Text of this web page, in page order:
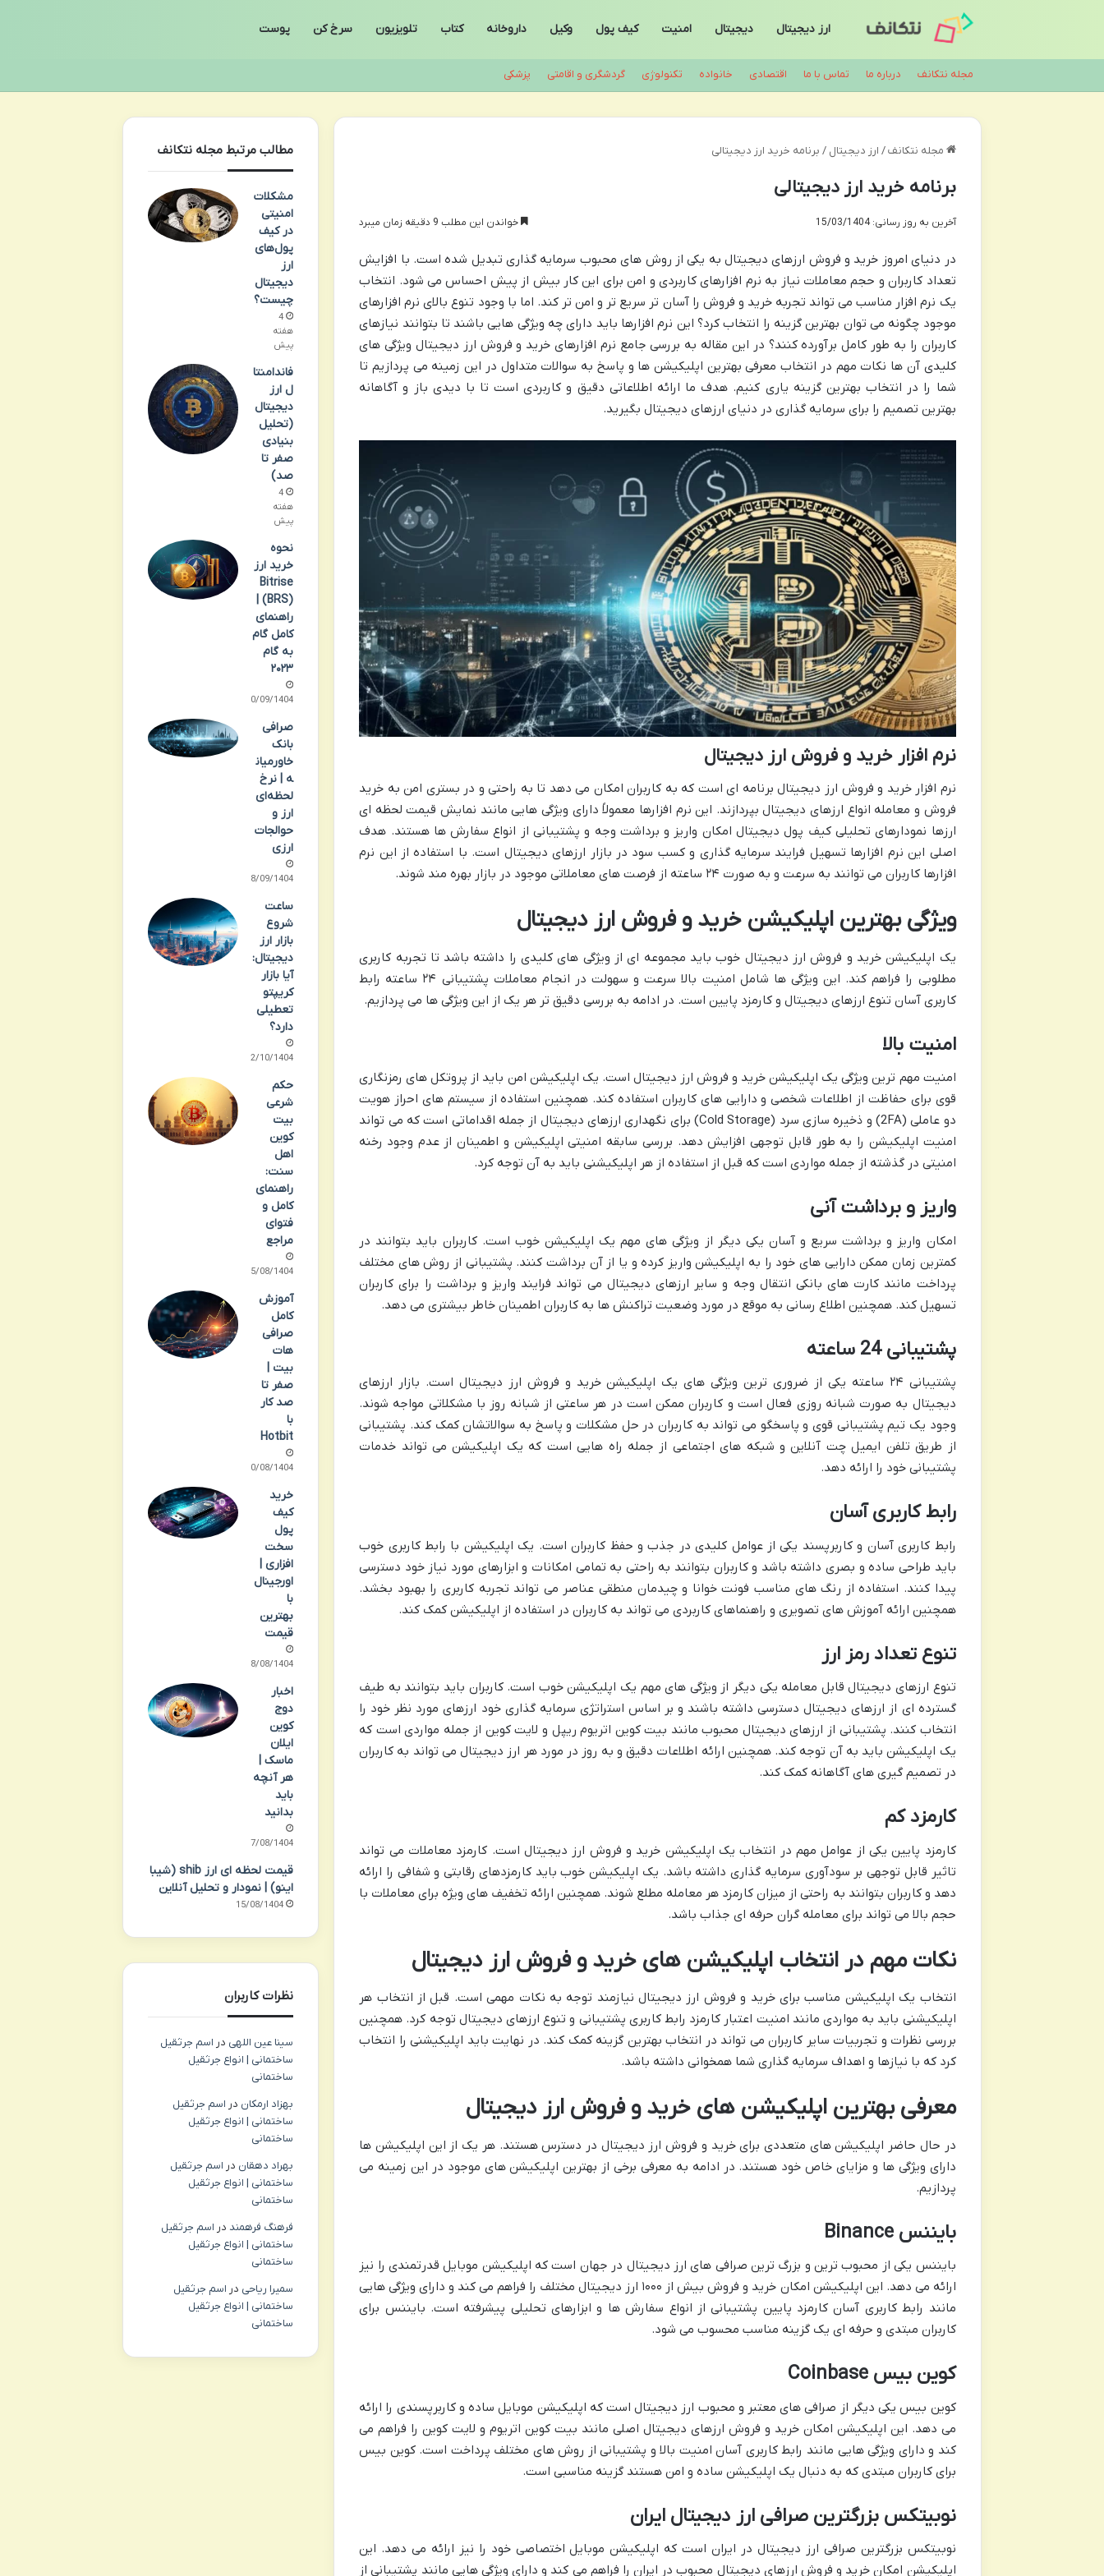
ارز دیجیتال دیجیتال امنیت کیف پول وکیل داروخانه کتاب تلویزیون سرخ کن پوست
مجله نتکانف درباره ما تماس با ما اقتصادی خانواده تکنولوژی گردشگری و اقامتی پزشکی
مجله نتکانف / ارز دیجیتال / برنامه خرید ارز دیجیتالی
برنامه خرید ارز دیجیتالی
آخرین به روز رسانی: 15/03/1404 خواندن این مطلب 9 دقیقه زمان میبرد
در دنیای امروز خرید و فروش ارزهای دیجیتال به یکی از روش های محبوب سرمایه گذاری تبدیل شده است. با افزایش
تعداد کاربران و حجم معاملات نیاز به نرم افزارهای کاربردی و امن برای این کار بیش از پیش احساس می شود. انتخاب
یک نرم افزار مناسب می تواند تجربه خرید و فروش را آسان تر سریع تر و امن تر کند. اما با وجود تنوع بالای نرم افزارهای
موجود چگونه می توان بهترین گزینه را انتخاب کرد؟ این نرم افزارها باید دارای چه ویژگی هایی باشند تا بتوانند نیازهای
کاربران را به طور کامل برآورده کنند؟ در این مقاله به بررسی جامع نرم افزارهای خرید و فروش ارز دیجیتال ویژگی های
کلیدی آن ها نکات مهم در انتخاب معرفی بهترین اپلیکیشن ها و پاسخ به سوالات متداول در این زمینه می پردازیم تا
شما را در انتخاب بهترین گزینه یاری کنیم. هدف ما ارائه اطلاعاتی دقیق و کاربردی است تا با دیدی باز و آگاهانه
بهترین تصمیم را برای سرمایه گذاری در دنیای ارزهای دیجیتال بگیرید.
نرم افزار خرید و فروش ارز دیجیتال
نرم افزار خرید و فروش ارز دیجیتال برنامه ای است که به کاربران امکان می دهد تا به راحتی و در بستری امن به خرید
فروش و معامله انواع ارزهای دیجیتال بپردازند. این نرم افزارها معمولاً دارای ویژگی هایی مانند نمایش قیمت لحظه ای
ارزها نمودارهای تحلیلی کیف پول دیجیتال امکان واریز و برداشت وجه و پشتیبانی از انواع سفارش ها هستند. هدف
اصلی این نرم افزارها تسهیل فرایند سرمایه گذاری و کسب سود در بازار ارزهای دیجیتال است. با استفاده از این نرم
افزارها کاربران می توانند به سرعت و به صورت ۲۴ ساعته از فرصت های معاملاتی موجود در بازار بهره مند شوند.
ویژگی بهترین اپلیکیشن خرید و فروش ارز دیجیتال
یک اپلیکیشن خرید و فروش ارز دیجیتال خوب باید مجموعه ای از ویژگی های کلیدی را داشته باشد تا تجربه کاربری
مطلوبی را فراهم کند. این ویژگی ها شامل امنیت بالا سرعت و سهولت در انجام معاملات پشتیبانی ۲۴ ساعته رابط
کاربری آسان تنوع ارزهای دیجیتال و کارمزد پایین است. در ادامه به بررسی دقیق تر هر یک از این ویژگی ها می پردازیم.
امنیت بالا
امنیت مهم ترین ویژگی یک اپلیکیشن خرید و فروش ارز دیجیتال است. یک اپلیکیشن امن باید از پروتکل های رمزنگاری
قوی برای حفاظت از اطلاعات شخصی و دارایی های کاربران استفاده کند. همچنین استفاده از سیستم های احراز هویت
دو عاملی (2FA) و ذخیره سازی سرد (Cold Storage) برای نگهداری ارزهای دیجیتال از جمله اقداماتی است که می تواند
امنیت اپلیکیشن را به طور قابل توجهی افزایش دهد. بررسی سابقه امنیتی اپلیکیشن و اطمینان از عدم وجود رخنه
امنیتی در گذشته از جمله مواردی است که قبل از استفاده از هر اپلیکیشنی باید به آن توجه کرد.
واریز و برداشت آنی
امکان واریز و برداشت سریع و آسان یکی دیگر از ویژگی های مهم یک اپلیکیشن خوب است. کاربران باید بتوانند در
کمترین زمان ممکن دارایی های خود را به اپلیکیشن واریز کرده و یا از آن برداشت کنند. پشتیبانی از روش های مختلف
پرداخت مانند کارت های بانکی انتقال وجه و سایر ارزهای دیجیتال می تواند فرایند واریز و برداشت را برای کاربران
تسهیل کند. همچنین اطلاع رسانی به موقع در مورد وضعیت تراکنش ها به کاربران اطمینان خاطر بیشتری می دهد.
پشتیبانی 24 ساعته
پشتیبانی ۲۴ ساعته یکی از ضروری ترین ویژگی های یک اپلیکیشن خرید و فروش ارز دیجیتال است. بازار ارزهای
دیجیتال به صورت شبانه روزی فعال است و کاربران ممکن است در هر ساعتی از شبانه روز با مشکلاتی مواجه شوند.
وجود یک تیم پشتیبانی قوی و پاسخگو می تواند به کاربران در حل مشکلات و پاسخ به سوالاتشان کمک کند. پشتیبانی
از طریق تلفن ایمیل چت آنلاین و شبکه های اجتماعی از جمله راه هایی است که یک اپلیکیشن می تواند خدمات
پشتیبانی خود را ارائه دهد.
رابط کاربری آسان
رابط کاربری آسان و کاربرپسند یکی از عوامل کلیدی در جذب و حفظ کاربران است. یک اپلیکیشن با رابط کاربری خوب
باید طراحی ساده و بصری داشته باشد و کاربران بتوانند به راحتی به تمامی امکانات و ابزارهای مورد نیاز خود دسترسی
پیدا کنند. استفاده از رنگ های مناسب فونت خوانا و چیدمان منطقی عناصر می تواند تجربه کاربری را بهبود بخشد.
همچنین ارائه آموزش های تصویری و راهنماهای کاربردی می تواند به کاربران در استفاده از اپلیکیشن کمک کند.
تنوع تعداد رمز ارز
تنوع ارزهای دیجیتال قابل معامله یکی دیگر از ویژگی های مهم یک اپلیکیشن خوب است. کاربران باید بتوانند به طیف
گسترده ای از ارزهای دیجیتال دسترسی داشته باشند و بر اساس استراتژی سرمایه گذاری خود ارزهای مورد نظر خود را
انتخاب کنند. پشتیبانی از ارزهای دیجیتال محبوب مانند بیت کوین اتریوم ریپل و لایت کوین از جمله مواردی است که
یک اپلیکیشن باید به آن توجه کند. همچنین ارائه اطلاعات دقیق و به روز در مورد هر ارز دیجیتال می تواند به کاربران
در تصمیم گیری های آگاهانه کمک کند.
کارمزد کم
کارمزد پایین یکی از عوامل مهم در انتخاب یک اپلیکیشن خرید و فروش ارز دیجیتال است. کارمزد معاملات می تواند
تاثیر قابل توجهی بر سودآوری سرمایه گذاری داشته باشد. یک اپلیکیشن خوب باید کارمزدهای رقابتی و شفافی را ارائه
دهد و کاربران بتوانند به راحتی از میزان کارمزد هر معامله مطلع شوند. همچنین ارائه تخفیف های ویژه برای معاملات با
حجم بالا می تواند برای معامله گران حرفه ای جذاب باشد.
نکات مهم در انتخاب اپلیکیشن های خرید و فروش ارز دیجیتال
انتخاب یک اپلیکیشن مناسب برای خرید و فروش ارز دیجیتال نیازمند توجه به نکات مهمی است. قبل از انتخاب هر
اپلیکیشنی باید به مواردی مانند امنیت اعتبار کارمزد رابط کاربری پشتیبانی و تنوع ارزهای دیجیتال توجه کرد. همچنین
بررسی نظرات و تجربیات سایر کاربران می تواند در انتخاب بهترین گزینه کمک کند. در نهایت باید اپلیکیشنی را انتخاب
کرد که با نیازها و اهداف سرمایه گذاری شما همخوانی داشته باشد.
معرفی بهترین اپلیکیشن های خرید و فروش ارز دیجیتال
در حال حاضر اپلیکیشن های متعددی برای خرید و فروش ارز دیجیتال در دسترس هستند. هر یک از این اپلیکیشن ها
دارای ویژگی ها و مزایای خاص خود هستند. در ادامه به معرفی برخی از بهترین اپلیکیشن های موجود در این زمینه می
پردازیم.
بایننس Binance
بایننس یکی از محبوب ترین و بزرگ ترین صرافی های ارز دیجیتال در جهان است که اپلیکیشن موبایل قدرتمندی را نیز
ارائه می دهد. این اپلیکیشن امکان خرید و فروش بیش از ۱۰۰۰ ارز دیجیتال مختلف را فراهم می کند و دارای ویژگی هایی
مانند رابط کاربری آسان کارمزد پایین پشتیبانی از انواع سفارش ها و ابزارهای تحلیلی پیشرفته است. بایننس برای
کاربران مبتدی و حرفه ای یک گزینه مناسب محسوب می شود.
کوین بیس Coinbase
کوین بیس یکی دیگر از صرافی های معتبر و محبوب ارز دیجیتال است که اپلیکیشن موبایل ساده و کاربرپسندی را ارائه
می دهد. این اپلیکیشن امکان خرید و فروش ارزهای دیجیتال اصلی مانند بیت کوین اتریوم و لایت کوین را فراهم می
کند و دارای ویژگی هایی مانند رابط کاربری آسان امنیت بالا و پشتیبانی از روش های مختلف پرداخت است. کوین بیس
برای کاربران مبتدی که به دنبال یک اپلیکیشن ساده و امن هستند گزینه مناسبی است.
نوبیتکس بزرگترین صرافی ارز دیجیتال ایران
نوبیتکس بزرگترین صرافی ارز دیجیتال در ایران است که اپلیکیشن موبایل اختصاصی خود را نیز ارائه می دهد. این
اپلیکیشن امکان خرید و فروش ارزهای دیجیتال محبوب در ایران را فراهم می کند و دارای ویژگی هایی مانند پشتیبانی از
مطالب مرتبط مجله نتکانف
مشکلات
امنیتی
در کیف
پول‌های
ارز
دیجیتال
چیست؟
4
هفته
پیش
فاندامنتا
ل ارز
دیجیتال
(تحلیل
بنیادی
صفر تا
صد)
4
هفته
پیش
نحوه
خرید ارز
Bitrise
(BRS) |
راهنمای
کامل گام
به گام
۲۰۲۳
30/09/1404
صرافی
بانک
خاورمیان
ه | نرخ
لحظه‌ای
ارز و
حوالجات
ارزی
28/09/1404
ساعت
شروع
بازار ارز
دیجیتال:
آیا بازار
کریپتو
تعطیلی
دارد؟
12/10/1404
حکم
شرعی
بیت
کوین
اهل
سنت:
راهنمای
کامل و
فتوای
مراجع
25/08/1404
آموزش
کامل
صرافی
هات
بیت |
صفر تا
صد کار
با
Hotbit
20/08/1404
خرید
کیف
پول
سخت
افزاری |
اورجینال
با
بهترین
قیمت
18/08/1404
اخبار
دوج
کوین
ایلان
ماسک |
هر آنچه
باید
بدانید
17/08/1404
قیمت لحظه ای ارز shib (شیبا
اینو) | نمودار و تحلیل آنلاین
15/08/1404
نظرات کاربران
سینا عین اللهی در اسم جرثقیل
ساختمانی | انواع جرثقیل
ساختمانی
بهزاد ارمکان در اسم جرثقیل
ساختمانی | انواع جرثقیل
ساختمانی
بهراد دهقان در اسم جرثقیل
ساختمانی | انواع جرثقیل
ساختمانی
فرهنگ فرهمند در اسم جرثقیل
ساختمانی | انواع جرثقیل
ساختمانی
سمیرا ریاحی در اسم جرثقیل
ساختمانی | انواع جرثقیل
ساختمانی